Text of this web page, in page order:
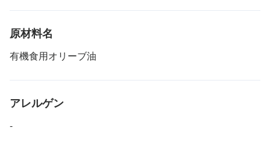
原材料名
有機食用オリーブ油
アレルゲン
-